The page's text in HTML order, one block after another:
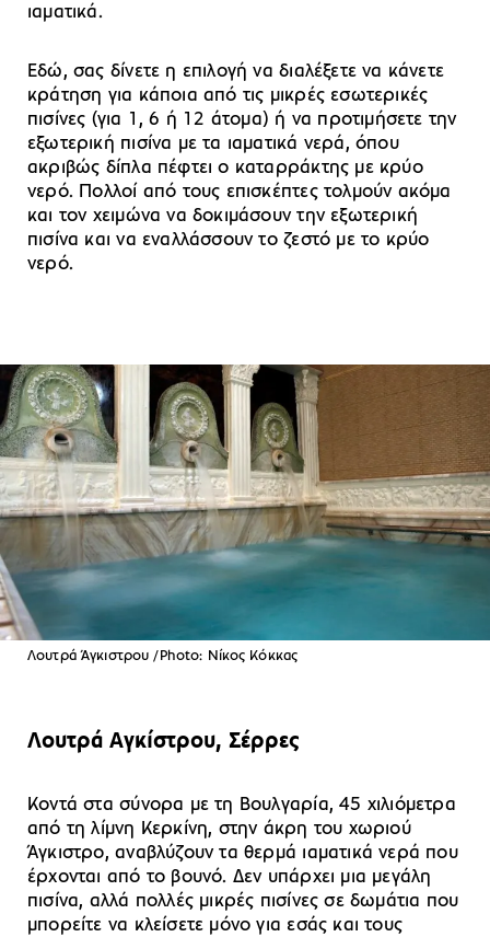
ιαματικά.
Εδώ, σας δίνετε η επιλογή να διαλέξετε να κάνετε
κράτηση για κάποια από τις μικρές εσωτερικές
πισίνες (για 1, 6 ή 12 άτομα) ή να προτιμήσετε την
εξωτερική πισίνα με τα ιαματικά νερά, όπου
ακριβώς δίπλα πέφτει ο καταρράκτης με κρύο
νερό. Πολλοί από τους επισκέπτες τολμούν ακόμα
και τον χειμώνα να δοκιμάσουν την εξωτερική
πισίνα και να εναλλάσσουν το ζεστό με το κρύο
νερό.
Λουτρά Άγκιστρου /Photo: Νίκος Κόκκας
Λουτρά Αγκίστρου, Σέρρες
Κοντά στα σύνορα με τη Βουλγαρία, 45 χιλιόμετρα
από τη λίμνη Κερκίνη, στην άκρη του χωριού
Άγκιστρο, αναβλύζουν τα θερμά ιαματικά νερά που
έρχονται από το βουνό. Δεν υπάρχει μια μεγάλη
πισίνα, αλλά πολλές μικρές πισίνες σε δωμάτια που
μπορείτε να κλείσετε μόνο για εσάς και τους